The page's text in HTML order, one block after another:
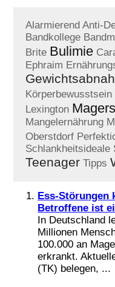
Alarmierend Anti-
Bandkollege
Brite Bulimie
Ephraim
Körperbewusstsein
Lexington
Mangelernährung
Oberstdorf
Schlankheitsideale
Teenager Tipps
Ess-Störungen
Betroffene ist
In Deutschland
Millionen
100.000 an
erkrankt.
(TK) belegen, ...